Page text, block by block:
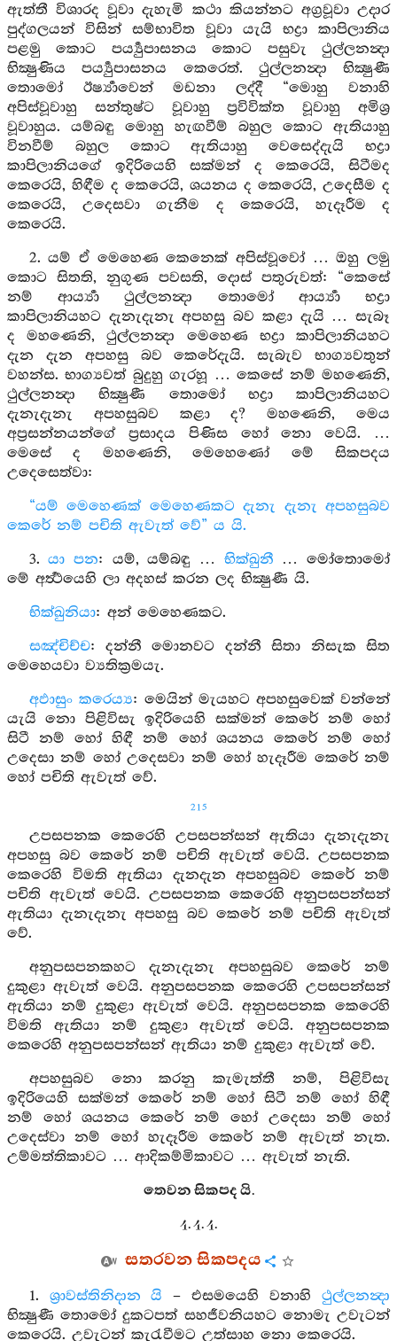
ඇත්තී විශාරද වූවා දැහැමි කථා කියන්නට අග්‍රවූවා උදාර
පුද්ගලයන් විසින් සම්භාවිත වූවා යැයි භද්‍රා කාපිලානිය
පළමු කොට පර්‍ය්‍යුපාසනය කොට පසුවැ ථුල්ලනන්‍දා
භික්‍ෂුණිය පර්‍ය්‍යුපාසනය කෙරෙත්. ථුල්ලනන්‍දා භික්‍ෂුණී
තොමෝ ඊර්‍ෂ්‍යාවෙන් මඩනා ලද්දී “මොහු වනාහි
අපිස්වූවාහු සන්තුෂ්ට වූවාහු ප්‍රවිවික්ත වූවාහු අමිශ්‍ර
වූවාහුය. යම්බඳු මොහු හැඟවීම් බහුල කොට ඇතියාහු
විනවීම් බහුල කොට ඇතියාහු වෙසෙද්දැයි භද්‍රා
කාපිලානියගේ ඉදිරියෙහි සක්මන් ද කෙරෙයි, සිටීමද
කෙරෙයි, හිඳීම ද කෙරෙයි, ශයනය ද කෙරෙයි, උදෙසීම ද
කෙරෙයි, උදෙසවා ගැනීම ද කෙරෙයි, හැදෑරීම ද
කෙරෙයි.
2. යම් ඒ මෙහෙණ කෙනෙක් අපිස්වූවෝ … ඔහු ලමු
කොට සිතති, නුගුණ පවසති, දොස් පතුරුවත්: “කෙසේ
නම් ආර්‍ය්‍යා ථුල්ලනන්‍දා තොමෝ ආර්‍ය්‍යා භද්‍රා
කාපිලානියහට දැනැදැනැ අපහසු බව කළා දැයි … සැබෑ
ද මහණෙනි, ථුල්ලනන්‍දා මෙහෙණ භද්‍රා කාපිලානියහට
දැන දැන අපහසු බව කෙරේදැයි. සැබැව භාග්‍යවතුන්
වහන්ස. භාග්‍යවත් බුදුහු ගැරහූ … කෙසේ නම් මහණෙනි,
ථුල්ලනන්‍දා භික්‍ෂුණී තොමෝ භද්‍රා කාපිලානියහට
දැනැදැනැ අපහසුබව කළා ද? මහණෙනි, මෙය
අප්‍රසන්නයන්ගේ ප්‍රසාදය පිණිස හෝ නො වෙයි. …
මෙසේ ද මහණෙනි, මෙහෙණෝ මේ සිකපදය
උදෙසෙත්වා:
“යම් මෙහෙණක් මෙහෙණකට දැනැ දැනැ අපහසුබව
කෙරේ නම් පචිති ඇවැත් වේ” ය යි.
3.යා පන: යම්, යම්බඳු … භික්ඛුනී … මෝතොමෝ
මේ අර්‍ත්‍ථයෙහි ලා අදහස් කරන ලද භික්‍ෂුණී යි.
භික්ඛුනියා: අන් මෙහෙණකට.
සඤ්චිච්ච: දන්නී මොනවට දන්නී සිතා නිසැක සිත
මෙහෙයවා ව්‍යතික්‍රමයැ.
අඵාසුං කරෙය්‍ය: මෙයින් මැයහට අපහසුවෙක් වන්නේ
යැයි නො පිළිවිසැ ඉදිරියෙහි සක්මන් කෙරේ නම් හෝ
සිටී නම් හෝ හිඳී නම් හෝ ශයනය කෙරේ නම් හෝ
උදෙසා නම් හෝ උදෙසවා නම් හෝ හැදෑරීම කෙරේ නම්
හෝ පචිති ඇවැත් වේ.
215
උපසපනක කෙරෙහි උපසපන්සන් ඇතියා දැනැදැනැ
අපහසු බව කෙරේ නම් පචිති ඇවැත් වෙයි. උපසපනක
කෙරෙහි විමති ඇතියා දැනදැන අපහසුබව කෙරේ නම්
පචිති ඇවැත් වෙයි. උපසපනක කෙරෙහි අනුපසපන්සන්
ඇතියා දැනැදැනැ අපහසු බව කෙරේ නම් පචිති ඇවැත්
වේ.
අනුපසපනකහට දැනැදැනැ අපහසුබව කෙරේ නම්
දුකුළා ඇවැත් වෙයි. අනුපසපනක කෙරෙහි උපසපන්සන්
ඇතියා නම් දුකුළා ඇවැත් වෙයි. අනුපසපනක කෙරෙහි
විමති ඇතියා නම් දුකුළා ඇවැත් වෙයි. අනුපසපනක
කෙරෙහි අනුපසපන්සන් ඇතියා නම් දුකුළා ඇවැත් වේ.
අපහසුබව නො කරනු කැමැත්තී නම්, පිළිවිසැ
ඉදිරියෙහි සක්මන් කෙරේ නම් හෝ සිටී නම් හෝ හිඳී
නම් හෝ ශයනය කෙරේ නම් හෝ උදෙසා නම් හෝ
උදෙස්වා නම් හෝ හැදෑරීම කෙරේ නම් ඇවැත් නැත.
උම්මත්තිකාවට … ආදිකම්මිකාවට … ඇවැත් නැති.
තෙවන සිකපද යි.
4. 4. 4.
සතරවන සිකපදය
1. ශ්‍රාවස්තිනිදාන යි – එසමයෙහි වනාහිථුල්ලනන්‍දා
භික්‍ෂුණී තොමෝ දුකටපත් සහජීවනියහට නොමැ උවැටන්
කෙරෙයි. උවැටන් කැරැවීමට උත්සාහ නො කෙරෙයි.